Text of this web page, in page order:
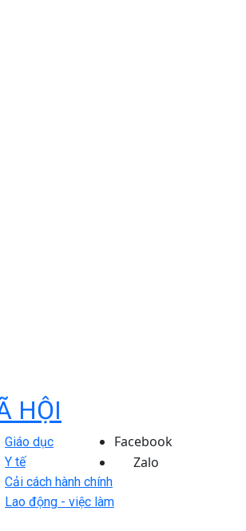
HỘI
Giáo dục
Y tế
Cải cách hành chính
Lao động - việc làm
Facebook
Zalo